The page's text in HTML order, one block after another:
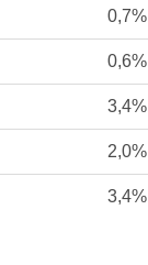
0,7%
0,6%
3,4%
2,0%
3,4%